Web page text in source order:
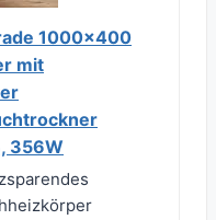
1000x400
mit
356W